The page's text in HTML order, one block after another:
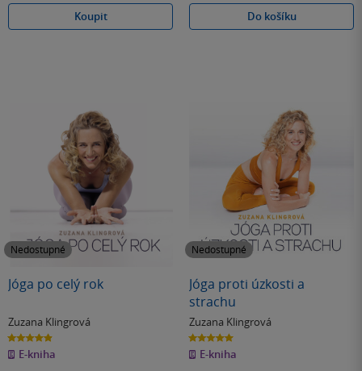
Koupit
Do košíku
Nedostupné
Jóga po celý rok
Zuzana Klingrová
4.9
z
5
hvězdiček
E-kniha
Nedostupné
Jóga proti úzkosti a
strachu
Zuzana Klingrová
5.0
z
5
hvězdiček
E-kniha